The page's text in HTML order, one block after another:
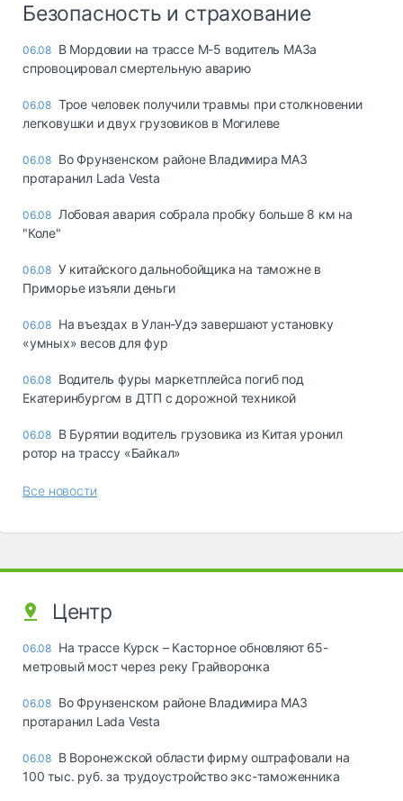
Безопасность и страхование
06.08 В Мордовии на трассе М-5 водитель МАЗа
спровоцировал смертельную аварию
06.08 Трое человек получили травмы при столкновении
легковушки и двух грузовиков в Могилеве
06.08 Во Фрунзенском районе Владимира МАЗ
протаранил Lada Vesta
06.08 Лобовая авария собрала пробку больше 8 км на
"Коле"
06.08 У китайского дальнобойщика на таможне в
Приморье изъяли деньги
06.08 Ha въeздax в Улaн-Удэ зaвepшaют ycтaнoвкy
«yмныx» вecoв для фyp
06.08 Водитель фуры маркетплейса погиб под
Екатеринбургом в ДТП с дорожной техникой
06.08 В Бурятии водитель грузовика из Китая уронил
ротор на трассу «Байкал»
Все новости
Центр
06.08 На трассе Курск – Касторное обновляют 65-
метровый мост через реку Грайворонка
06.08 Во Фрунзенском районе Владимира МАЗ
протаранил Lada Vesta
06.08 В Воронежской области фирму оштрафовали на
100 тыс. руб. за трудоустройство экс-таможенника